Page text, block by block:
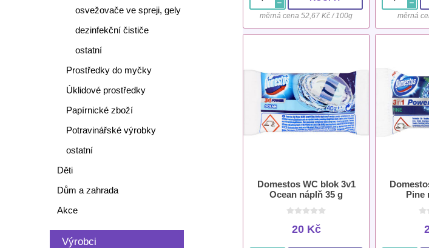
h
měrná cena 52,67 Kč / 100g
h
měrná
Domestos WC blok 3v1
Ocean náplň 35 g
20 Kč
Pine
osvežovače ve spreji, gely
dezinfekční čističe
ostatní
Prostředky do myčky
Úklidové prostředky
Papírnické zboží
Potravinářské výrobky
ostatní
Děti
Dům a zahrada
Akce
Výrobci